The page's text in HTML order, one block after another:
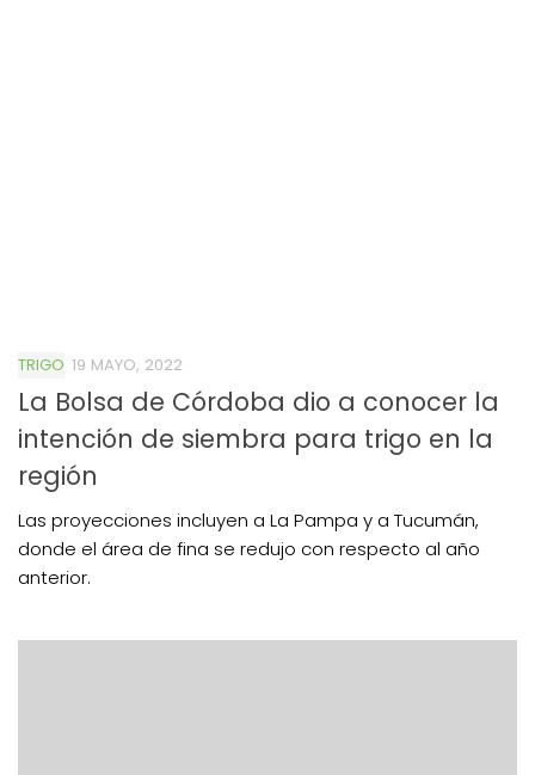
TRIGO 19 MAYO, 2022
La Bolsa de Córdoba dio a conocer la
intención de siembra para trigo en la
región
Las proyecciones incluyen a La Pampa y a Tucumán,
donde el área de fina se redujo con respecto al año
anterior.